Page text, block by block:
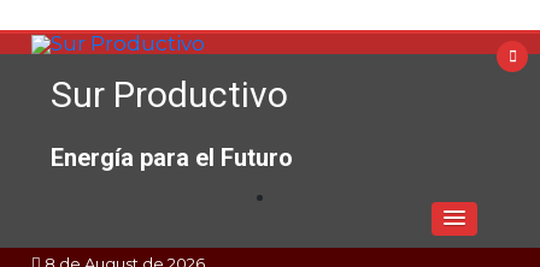
Sur Productivo
Energía para el Futuro